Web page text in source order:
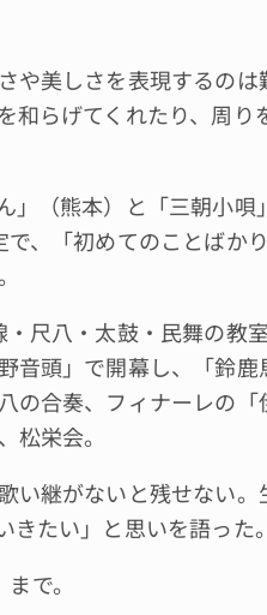
美しさを表現するのは
らげてくれたり、周り
（熊本）と「三朝小唄
、「初めてのことばか
尺八・太鼓・民舞の教
音頭」で開幕し、「鈴
の合奏、フィナーレの
松栄会。
継がないと残せない。
たい」と思いを語った。
で。